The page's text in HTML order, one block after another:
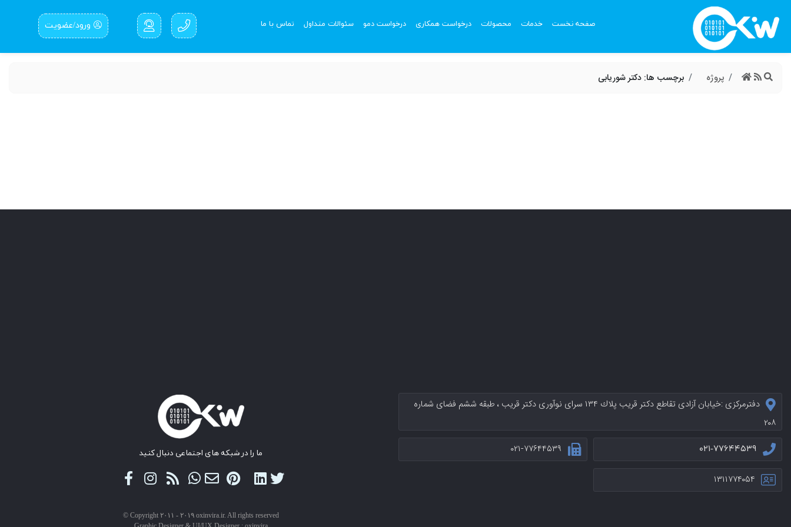
صفحه نخست خدمات محصولات درخواست همکاری درخواست دمو سئوالات متداول تماس با ما ورود/عضویت
پروژه برچسب ها: دکتر شوریابی
دفترمرکزی :خيابان آزادی تقاطع دکتر قریب پلاك ۱۳۴ سرای نوآوری دکتر قریب ، طبقه ششم فضای شماره
۲۰۸
۰۲۱-۷۷۶۴۴۵۳۹ ۰۲۱-۷۷۶۴۴۵۳۹ ما را در شبکه های اجتماعی دنبال کنید
© Copyright ۲۰۱۱ - ۲۰۱۹ oxinvira.ir. All rights reserved